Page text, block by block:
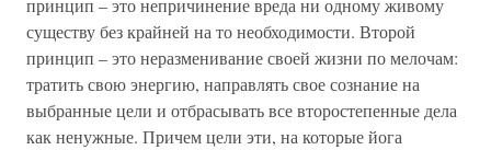
принцип – это непричинение вреда ни одному живому
существу без крайней на то необходимости. Второй
принцип – это неразменивание своей жизни по мелочам:
тратить свою энергию, направлять свое сознание на
выбранные цели и отбрасывать все второстепенные дела
как ненужные. Причем цели эти, на которые йога